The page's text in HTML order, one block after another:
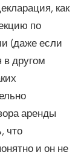
как
по
(даже если
в другом
аренды
что
и он не